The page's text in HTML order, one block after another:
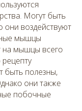
Могут быть
они воздействуют
мышцы
на мышцы всего
быть полезны,
они также
побочные